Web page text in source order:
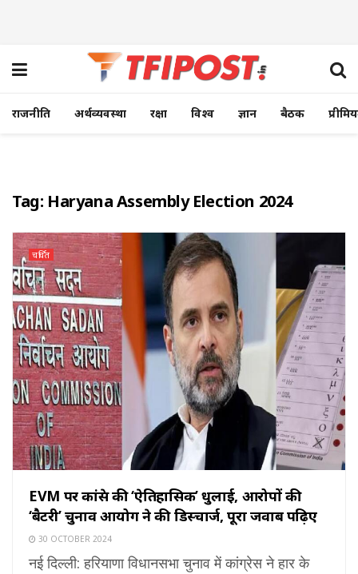
राजनीति अर्थव्यवस्था रक्षा विश्व ज्ञान बैठक
Tag: Haryana Assembly Election 2024
चर्चित
EVM पर कांग्रेस की ‘ऐतिहासिक’ धुलाई, आरोपों की
‘बैटरी’ चुनाव आयोग ने की डिस्चार्ज, पूरा जवाब पढ़िए
30 OCTOBER 2024
नई दिल्ली: हरियाणा विधानसभा चुनाव में कांग्रेस ने हार के